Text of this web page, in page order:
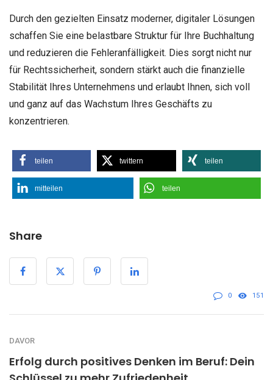
Durch den gezielten Einsatz moderner, digitaler Lösungen
schaffen Sie eine belastbare Struktur für Ihre Buchhaltung
und reduzieren die Fehleranfälligkeit. Dies sorgt nicht nur
für Rechtssicherheit, sondern stärkt auch die finanzielle
Stabilität Ihres Unternehmens und erlaubt Ihnen, sich voll
und ganz auf das Wachstum Ihres Geschäfts zu
konzentrieren.
teilen twittern teilen
mitteilen teilen
Share
0 151
DAVOR
Erfolg durch positives Denken im Beruf: Dein